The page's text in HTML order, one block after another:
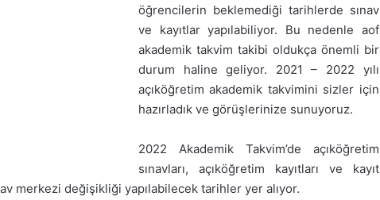
öğrencilerin beklemediği tarihlerde sınav
ve kayıtlar yapılabiliyor. Bu nedenle aof
akademik takvim takibi oldukça önemli bir
durum haline geliyor. 2021 – 2022 yılı
açıköğretim akademik takvimini sizler için
hazırladık ve görüşlerinize sunuyoruz.
2022 Akademik Takvim’de açıköğretim
sınavları, açıköğretim kayıtları ve kayıt
merkezi değişikliği yapılabilecek tarihler yer alıyor.